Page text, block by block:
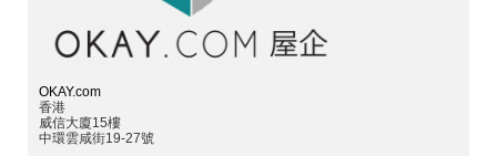
OKAY.com
香港
威信大廈15樓
中環雲咸街19-27號